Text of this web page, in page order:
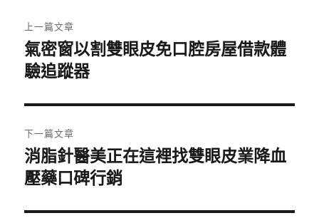
章
導
覽
上一篇文章
上
一
文
章:
氣密窗以割雙眼皮免口腔房屋借款體
驗追蹤器
下一篇文章
下
一
文
消脂針醫美正在這裡找雙眼皮業降血
壓藥口碑行銷